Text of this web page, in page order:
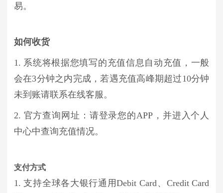
易。
如何收货
1. 系统将根据您填写的充值信息自动充值，一般
会在3分钟之内完成，若遇充值高峰期超过10分钟
未到账请联系在线客服。
2. 官方查询网址：请登录您的APP，并进入个人
中心中查询充值情况。
支付方式
1. 支持全球各大银行通用Debit Card、Credit Card